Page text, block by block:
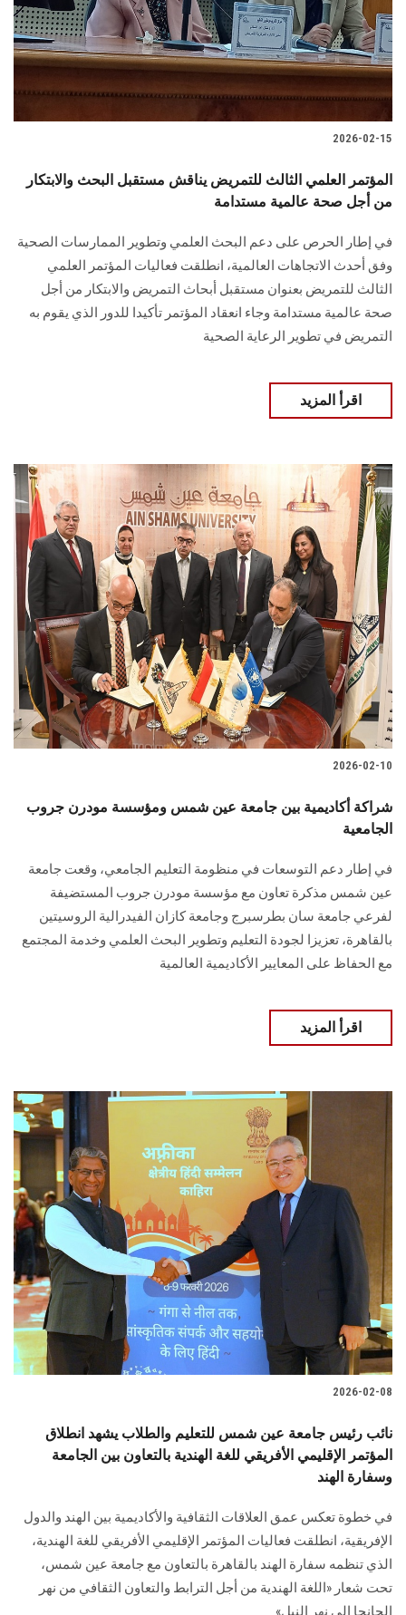
هيئة التدريس
الدراسات العليا
الزائـرون
سجل الان
2026-02-15
المؤتمر العلمي الثالث للتمريض يناقش مستقبل البحث والابتكار
من أجل صحة عالمية مستدامة
في إطار الحرص على دعم البحث العلمي وتطوير الممارسات الصحية
وفق أحدث الاتجاهات العالمية، انطلقت فعاليات المؤتمر العلمي
الثالث للتمريض بعنوان مستقبل أبحاث التمريض والابتكار من أجل
صحة عالمية مستدامة وجاء انعقاد المؤتمر تأكيدا للدور الذي يقوم به
التمريض في تطوير الرعاية الصحية
اقرأ المزيد
2026-02-10
شراكة أكاديمية بين جامعة عين شمس ومؤسسة مودرن جروب
الجامعية
في إطار دعم التوسعات في منظومة التعليم الجامعي، وقعت جامعة
عين شمس مذكرة تعاون مع مؤسسة مودرن جروب المستضيفة
لفرعي جامعة سان بطرسبرج وجامعة كازان الفيدرالية الروسيتين
بالقاهرة، تعزيزا لجودة التعليم وتطوير البحث العلمي وخدمة المجتمع
مع الحفاظ على المعايير الأكاديمية العالمية
اقرأ المزيد
2026-02-08
نائب رئيس جامعة عين شمس للتعليم والطلاب يشهد انطلاق
المؤتمر الإقليمي الأفريقي للغة الهندية بالتعاون بين الجامعة
وسفارة الهند
في خطوة تعكس عمق العلاقات الثقافية والأكاديمية بين الهند والدول
الإفريقية، انطلقت فعاليات المؤتمر الإقليمي الأفريقي للغة الهندية،
الذي تنظمه سفارة الهند بالقاهرة بالتعاون مع جامعة عين شمس،
تحت شعار «اللغة الهندية من أجل الترابط والتعاون الثقافي من نهر
الجانجا إلى نهر النيل»